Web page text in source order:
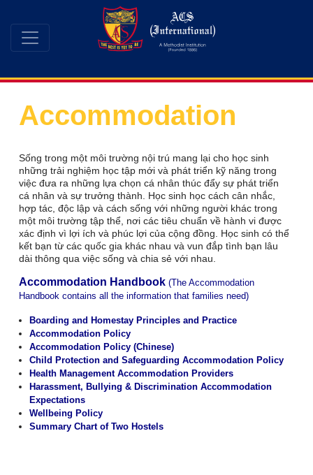
Accommodation
Sống trong một môi trường nội trú mang lại cho học sinh
những trải nghiệm học tập mới và phát triển kỹ năng trong
việc đưa ra những lựa chọn cá nhân thúc đẩy sự phát triển
cá nhân và sự trưởng thành. Học sinh học cách cân nhắc,
hợp tác, độc lập và cách sống với những người khác trong
một môi trường tập thể, nơi các tiêu chuẩn về hành vi được
xác định vì lợi ích và phúc lợi của cộng đồng. Học sinh có thể
kết bạn từ các quốc gia khác nhau và vun đắp tình bạn lâu
dài thông qua việc sống và chia sẻ với nhau.
Accommodation Handbook(The Accommodation
Handbook contains all the information that families need)
Boarding and Homestay Principles and Practice
Accommodation Policy
Accommodation Policy (Chinese)
Child Protection and Safeguarding Accommodation Policy
Health Management Accommodation Providers
Harassment, Bullying & Discrimination Accommodation
Expectations
Wellbeing Policy
Summary Chart of Two Hostels